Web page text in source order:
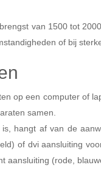
van 1500 tot
of bij
op een computer of
samen.
hangt af van de
of dvi aansluiting
aansluiting (rode,